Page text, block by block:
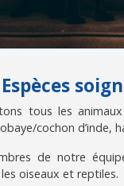
Espèces
tous les
cochon d’inde,
de notre
oiseaux et reptiles.